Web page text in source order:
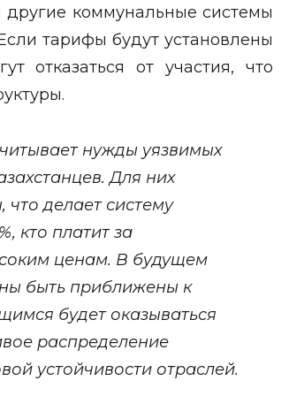
коммунальные системы
тарифы будут установлены
отказаться от участия, что
нужды уязвимых
Для них
делает систему
кто платит за
ценам. В будущем
быть приближены к
будет оказываться
распределение
устойчивости отраслей.